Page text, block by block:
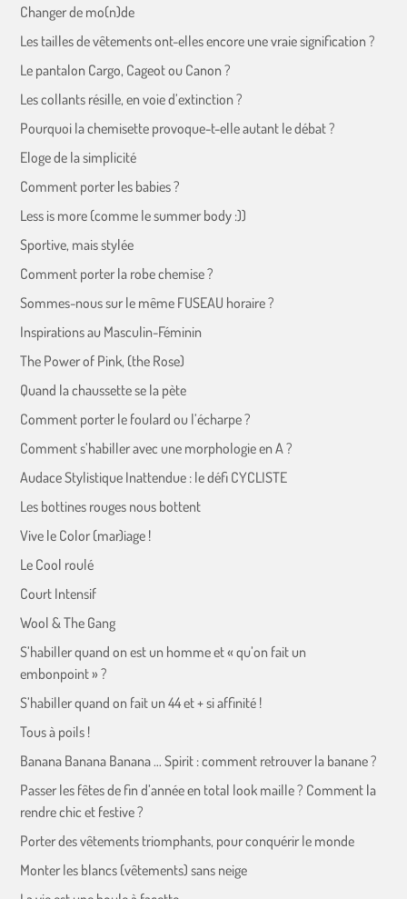
Changer de mo(n)de
Les tailles de vêtements ont-elles encore une vraie signification ?
Le pantalon Cargo, Cageot ou Canon ?
Les collants résille, en voie d’extinction ?
Pourquoi la chemisette provoque-t-elle autant le débat ?
Eloge de la simplicité
Comment porter les babies ?
Less is more (comme le summer body :))
Sportive, mais stylée
Comment porter la robe chemise ?
Sommes-nous sur le même FUSEAU horaire ?
Inspirations au Masculin-Féminin
The Power of Pink, (the Rose)
Quand la chaussette se la pète
Comment porter le foulard ou l’écharpe ?
Comment s’habiller avec une morphologie en A ?
Audace Stylistique Inattendue : le défi CYCLISTE
Les bottines rouges nous bottent
Vive le Color (mar)iage !
Le Cool roulé
Court Intensif
Wool & The Gang
S’habiller quand on est un homme et « qu’on fait un
embonpoint » ?
S’habiller quand on fait un 44 et + si affinité !
Tous à poils !
Banana Banana Banana … Spirit : comment retrouver la banane ?
Passer les fêtes de fin d’année en total look maille ? Comment la
rendre chic et festive ?
Porter des vêtements triomphants, pour conquérir le monde
Monter les blancs (vêtements) sans neige